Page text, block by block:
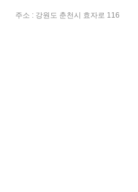
주소 : 강원도 춘천시 효자로 116